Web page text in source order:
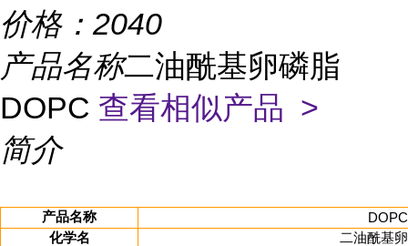
价格： 2040
产品名称二油酰基卵磷脂
DOPC 查看相似产品 >
简介
产品名称
DOPC
化学名
二油酰基